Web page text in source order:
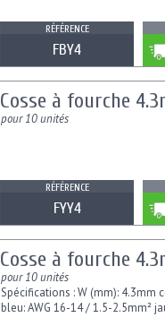
RÉFÉRENCE
FBY4
Cosse à fourche
pour 10 unités
RÉFÉRENCE
FYY4
Cosse à fourche
pour 10 unités
Spécifications : W (mm): 4.3mm
bleu: AWG 16-14 / 1.5-2.5mm²